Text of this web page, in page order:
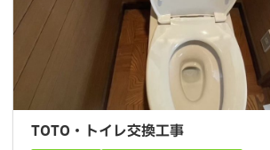
TOTO・トイレ交換工事
TOTO・トイレ交換工事